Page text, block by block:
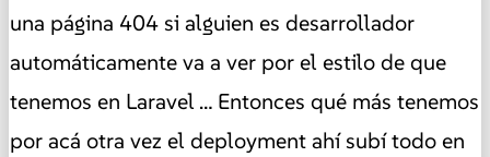
una página 404 si alguien es desarrollador
automáticamente va a ver por el estilo de que
tenemos en Laravel … Entonces qué más tenemos
por acá otra vez el deployment ahí subí todo en